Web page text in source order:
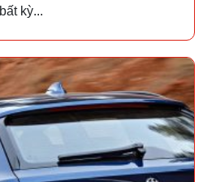
bất kỳ...